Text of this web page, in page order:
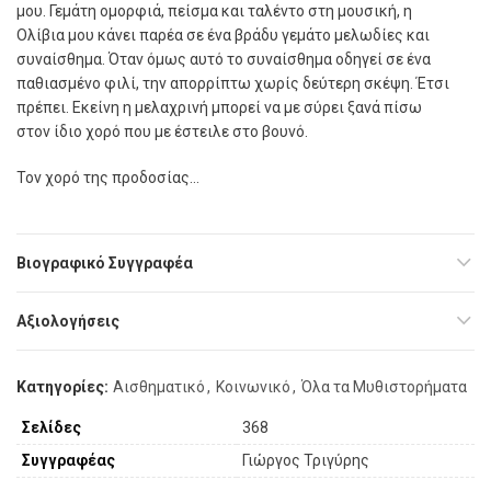
µου. Γεµάτη οµορφιά, πείσµα και ταλέντο στη µουσική, η
Ολίβια µου κάνει παρέα σε ένα βράδυ γεµάτο µελωδίες και
συναίσθηµα. Όταν όµως αυτό το συναίσθηµα οδηγεί σε ένα
παθιασµένο φιλί, την απορρίπτω χωρίς δεύτερη σκέψη. Έτσι
πρέπει. Εκείνη η µελαχρινή µπορεί να µε σύρει ξανά πίσω
στον ίδιο χορό που µε έστειλε στο βουνό.
Τον χορό της προδοσίας…
Βιογραφικό Συγγραφέα
Αξιολογήσεις
Κατηγορίες: Αισθηματικό, Κοινωνικό, Όλα τα Μυθιστορήματα
Σελίδες
368
Συγγραφέας
Γιώργος Τριγύρης